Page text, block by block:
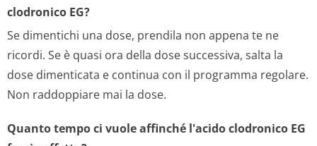
clodronico EG?
Se dimentichi una dose, prendila non appena te ne
ricordi. Se è quasi ora della dose successiva, salta la
dose dimenticata e continua con il programma regolare.
Non raddoppiare mai la dose.
Quanto tempo ci vuole affinché l'acido clodronico EG